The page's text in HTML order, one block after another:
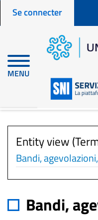
Menu profilo utente
Se connecter
MENU
Accueil taxonomy
Bandi, agevolazioni,
Bandi,
Entity view
Bandi,